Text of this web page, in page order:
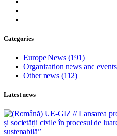
Categories
Europe News (191)
Organization news and events
Other news (112)
Latest news